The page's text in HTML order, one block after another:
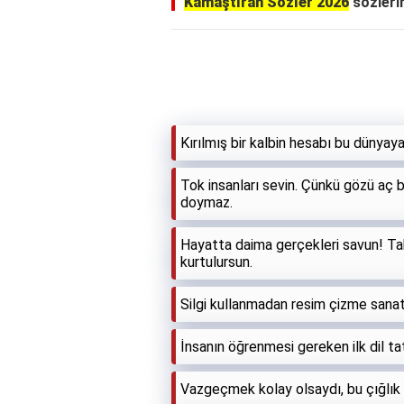
Kırılmış bir kalbin hesabı bu
Tok insanları sevin. Çünkü gözü aç
doymaz.
Hayatta daima gerçekleri savun!
kurtulursun.
Silgi kullanmadan resim çizme
İnsanın öğrenmesi gereken ilk dil
Vazgeçmek kolay olsaydı, bu